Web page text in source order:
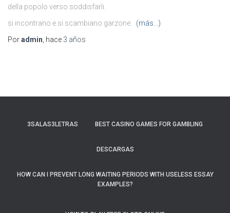
della popolo verso soddisfarli.
si incontrano e si scambiano garzone.
(más…)
Poradmin , hace 3 años
3SALAS3LETRAS BEST CASINO GAMES FOR GAMBLING
DESCARGAS
HOW CAN I PREVENT LONG WAITING PERIODS WITH USELESS ESSAY
EXAMPLES?